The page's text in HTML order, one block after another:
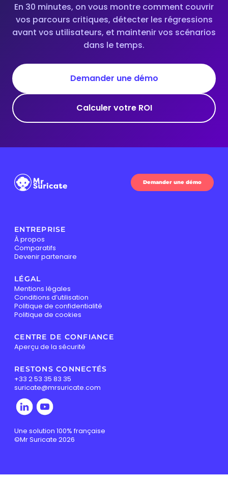
En 30 minutes, on vous montre comment couvrir
vos parcours critiques, détecter les régressions
avant vos utilisateurs, et maintenir vos scénarios
dans le temps.
Demander une démo
Calculer votre ROI
Demander une démo
ENTREPRISE
À propos
Comparatifs
Devenir partenaire
LÉGAL
Mentions légales
Conditions d’utilisation
Politique de confidentialité
Politique de cookies
CENTRE DE CONFIANCE
Aperçu de la sécurité
RESTONS CONNECTÉS
+33 2 53 35 83 35
suricate@mrsuricate.com
Une solution 100% française
©Mr Suricate 2026